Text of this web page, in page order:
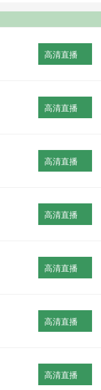
高清直播
高清直播
高清直播
高清直播
高清直播
高清直播
高清直播